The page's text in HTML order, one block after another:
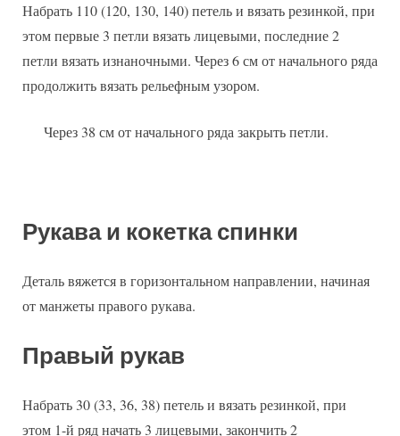
Набрать 110 (120, 130, 140) петель и вязать резинкой, при
этом первые 3 петли вязать лицевыми, последние 2
петли вязать изнаночными. Через 6 см от начального ряда
продолжить вязать рельефным узором.
Через 38 см от начального ряда закрыть петли.
Рукава и кокетка спинки
Деталь вяжется в горизонтальном направлении, начиная
от манжеты правого рукава.
Правый рукав
Набрать 30 (33, 36, 38) петель и вязать резинкой, при
этом 1-й ряд начать 3 лицевыми, закончить 2